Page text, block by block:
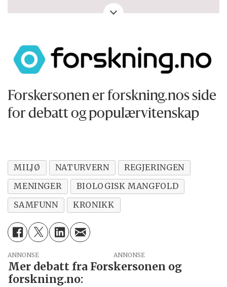
kronikken. Eller spørsmål, ros eller kritikk
en viktig debatt?
Forskersonen er forskning.nos side
for debatt og populærvitenskap
MILJØ NATURVERN
REGJERINGEN
MENINGER
BIOLOGISK MANGFOLD
SAMFUNN
KRONIKK
ANNONSE
Mer debatt fra Forskersonen og
forskning.no: